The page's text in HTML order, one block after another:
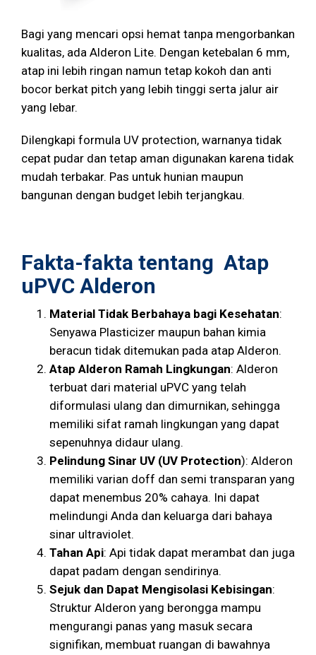
Bagi yang mencari opsi hemat tanpa mengorbankan
kualitas, ada Alderon Lite. Dengan ketebalan 6 mm,
atap ini lebih ringan namun tetap kokoh dan anti
bocor berkat pitch yang lebih tinggi serta jalur air
yang lebar.
Dilengkapi formula UV protection, warnanya tidak
cepat pudar dan tetap aman digunakan karena tidak
mudah terbakar. Pas untuk hunian maupun
bangunan dengan budget lebih terjangkau.
Fakta-fakta tentang Atap
uPVC Alderon
Material Tidak Berbahaya bagi Kesehatan:
Senyawa Plasticizer maupun bahan kimia
beracun tidak ditemukan pada atap Alderon.
Atap Alderon Ramah Lingkungan: Alderon
terbuat dari material uPVC yang telah
diformulasi ulang dan dimurnikan, sehingga
memiliki sifat ramah lingkungan yang dapat
sepenuhnya didaur ulang.
Pelindung Sinar UV (UV Protection): Alderon
memiliki varian doff dan semi transparan yang
dapat menembus 20% cahaya. Ini dapat
melindungi Anda dan keluarga dari bahaya
sinar ultraviolet.
Tahan Api: Api tidak dapat merambat dan juga
dapat padam dengan sendirinya.
Sejuk dan Dapat Mengisolasi Kebisingan:
Struktur Alderon yang berongga mampu
mengurangi panas yang masuk secara
signifikan, membuat ruangan di bawahnya